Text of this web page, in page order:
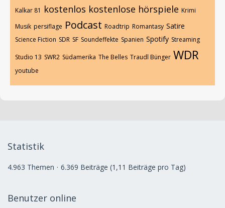
Kalkar 81 kostenlos kostenlose hörspiele Krimi
Musik persiflage Podcast Roadtrip Romantasy Satire
Science Fiction SDR SF Soundeffekte Spanien Spotify Streaming
Studio 13 SWR2 Südamerika The Belles Traudl Bünger WDR
youtube
Statistik
4.963 Themen 6.369 Beiträge (1,11 Beiträge pro Tag)
Benutzer online